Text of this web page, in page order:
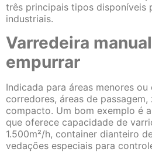
três principais tipos disponíveis
industriais.
Varredeira
empurrar
Indicada para áreas menores
corredores, áreas de
compacto. Um bom exemplo é a
que oferece capacidade de
1.500m²/h, container dianteiro
vedações especiais para